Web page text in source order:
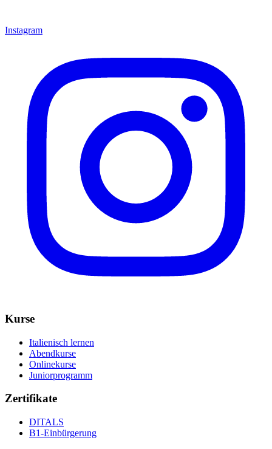
Instagram
Kurse
Italienisch lernen
Abendkurse
Onlinekurse
Juniorprogramm
Zertifikate
DITALS
B1-Einbürgerung